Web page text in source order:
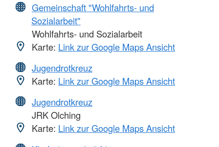
Gemeinschaft "Wohlfahrts- und
Sozialarbeit"
Wohlfahrts- und Sozialarbeit
Karte: Link zur Google Maps Ansicht
Jugendrotkreuz
Karte: Link zur Google Maps Ansicht
Jugendrotkreuz
JRK Olching
Karte: Link zur Google Maps Ansicht